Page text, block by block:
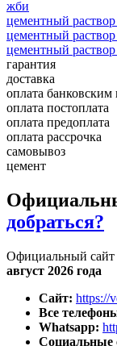
жби
цементный
цементный
цементный
гарантия
доставка
оплата банковским
оплата постоплата
оплата предоплата
оплата рассрочка
самовывоз
цемент
добраться?
Официальный сайт
август 2026 года
Сайт: https://
Все
Whatsapp:
Социальные